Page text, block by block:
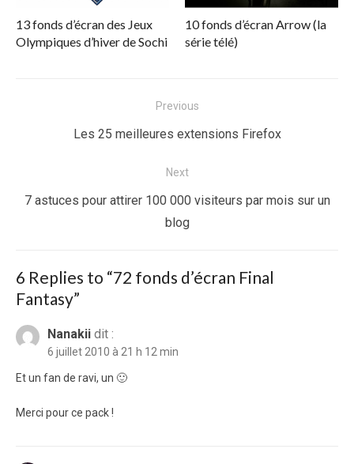
13 fonds d’écran des Jeux
Olympiques d’hiver de Sochi
10 fonds d’écran Arrow (la
série télé)
Previous
Previous
Les 25 meilleures extensions Firefox
Next
Next
7 astuces pour attirer 100 000 visiteurs par mois sur un
blog
6 Replies to “72 fonds d’écran Final
Fantasy”
Nanakii dit :
6 juillet 2010 à 21 h 12 min
Et un fan de ravi, un 🙂
Merci pour ce pack !